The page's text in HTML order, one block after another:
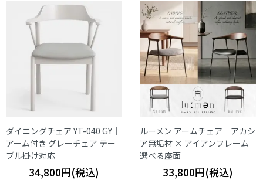
ダイニングチェア YT-040 GY｜
アーム付き グレーチェア テー
ブル掛け対応
34,800円(税込)
ルーメン アームチェア｜アカシ
ア無垢材 × アイアンフレーム
選べる座面
33,800円(税込)